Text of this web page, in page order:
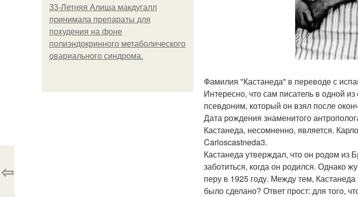
33-Летняя Алиша макдугалл
принимала препараты для
похудения на фоне
полиэндокринного метаболического
овариального синдрома.
Фамилия "Кастанеда" в переводе с
Интересно, что сам писатель в одной
псевдоним, который он взял после
Дата рождения знаменитого
Кастанеда, несомненно, является.
Carloscastneda3.
Кастанеда утверждал, что он родом из
заботиться, когда он родился. Однако
перу в 1925 году. Между тем,
было сделано? Ответ прост: для того,
⇦